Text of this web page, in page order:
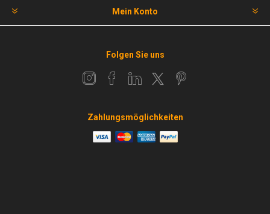
Mein Konto
Folgen Sie uns
Zahlungsmöglichkeiten